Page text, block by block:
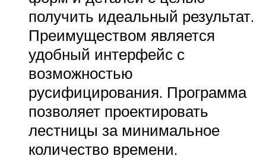
получить идеальный результат.
Преимуществом является
удобный интерфейс с
возможностью
русифицирования. Программа
позволяет проектировать
лестницы за минимальное
количество времени.